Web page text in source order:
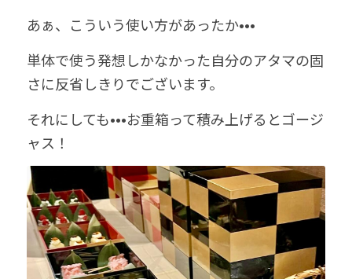
あぁ、こういう使い方があったか•••
単体で使う発想しかなかった自分のアタマの固
さに反省しきりでございます。
それにしても•••お重箱って積み上げるとゴージ
ャス！